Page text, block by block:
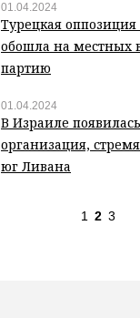
01.04.2024
Турецкая
обошла на местных
партию
01.04.2024
В Израиле
организация,
юг Ливана
1 2 3